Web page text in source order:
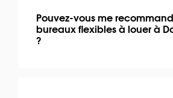
Pouvez-vous me
bureaux flexibles à louer à
?